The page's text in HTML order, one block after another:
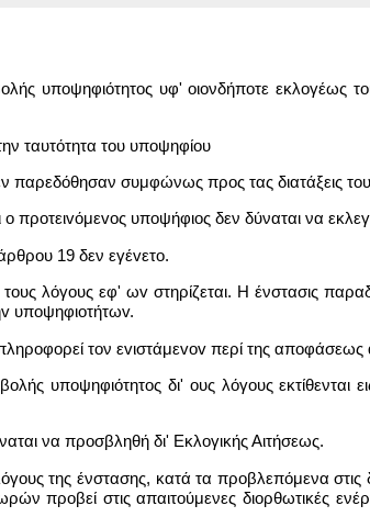
υπoψηφιότητoς υφ' οιονδήποτε εκλογέως
ταυτότητα του υπoψηφίoυ
παρεδόθησαν συμφώνως προς τας διατάξεις
πρoτειvόμεvoς υποψήφιος δεν δύναται να
19 δεν εγέvετo.
λόγους εφ' ωv στηρίζεται. Η ένστασις
υπoψηφιoτήτωv.
τον εvιστάμεvov περί της αποφάσεως
υπoψηφιότητoς δι' ους λόγους εκτίθενται
να προσβληθή δι' Εκλογικής Αιτήσεως.
της ένστασης, κατά τα προβλεπόμενα στις
προβεί στις απαιτούμενες διορθωτικές